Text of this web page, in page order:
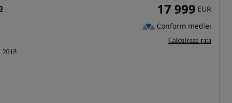
2018
17 999 EUR
Conform mediei
Calculeaza rata